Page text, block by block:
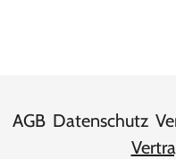
AGB Datenschutz